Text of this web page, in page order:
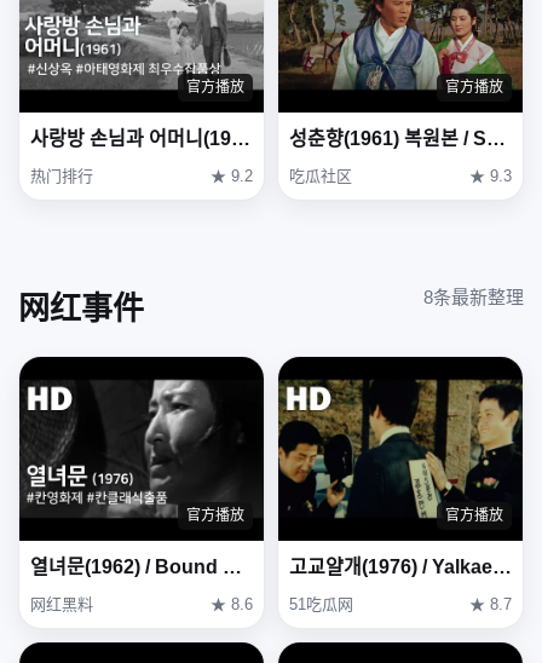
官方播放
사랑방 손님과 어머니(1961) / Mother and a Guest ( Sarangbang Sonnimgwa Eomeoni )
热门排行 ★ 9.2
官方播放
성춘향(1961) 복원본 / Seong Chun-hyang ( Seong Chun-hyang ) Restoration Version
吃瓜社区 ★ 9.3
网红事件 8条最新整理
官方播放
열녀문(1962) / Bound by Chastity Rule ( Yeollyeomun )
网红黑料 ★ 8.6
官方播放
고교얄개(1976) / Yalkae, A Joker In High School (Gogyo-yalgae) (1976)
51吃瓜网 ★ 8.7